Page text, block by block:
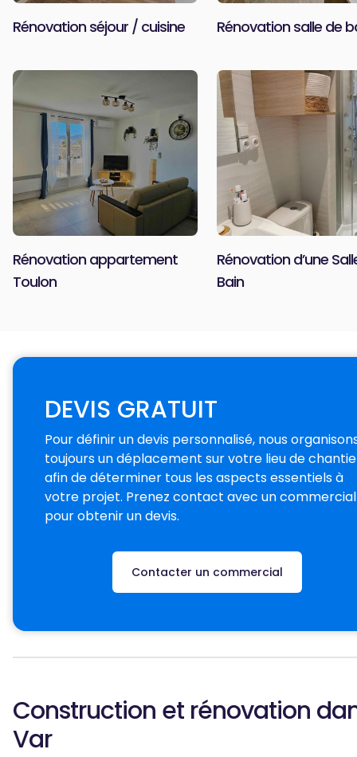
Rénovation séjour / cuisine Rénovation salle de
Rénovation appartement
Toulon
Rénovation d’une
Bain
DEVIS GRATUIT
Pour définir un devis personnalisé, nous
toujours un déplacement sur votre lieu de
afin de déterminer tous les aspects essentiels à
votre projet. Prenez contact avec un commercial
pour obtenir un devis.
Contacter un commercial
Construction et rénovation
Var